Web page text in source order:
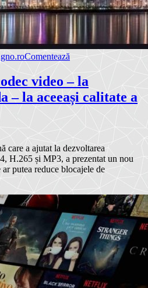
Comentează
video – la
– la aceeași calitate a
care a ajutat la dezvoltarea
H.265 și MP3, a prezentat un nou
putea reduce blocajele de